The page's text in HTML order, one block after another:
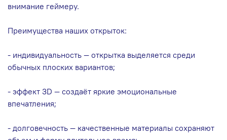
внимание геймеру.
Преимущества наших открыток:
- индивидуальность — открытка выделяется среди
обычных плоских вариантов;
- эффект 3D — создаёт яркие эмоциональные
впечатления;
- долговечность — качественные материалы сохраняют